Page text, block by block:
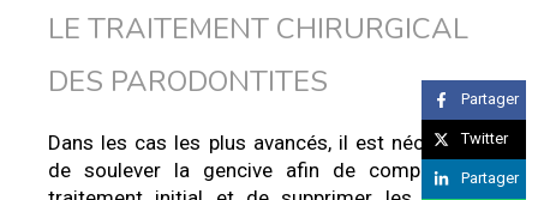
LE TRAITEMENT CHIRURGICAL
DES PARODONTITES
Dans les cas les plus avancés, il est nécessaire
de soulever la gencive afin de compléter le
Partager
Twitter
Partager